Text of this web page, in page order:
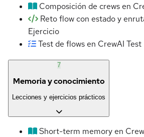
Composición de crews en
Reto flow con estado y
Ejercicio
Test de flows en CrewAI Test
7
Memoria y conocimiento
Lecciones y ejercicios prácticos
Short-term memory en